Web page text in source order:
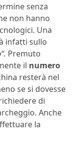
senza
non hanno
Una
infatti sullo
“. Premuto
il numero
resterà nel
se si dovesse
di
Anche
la